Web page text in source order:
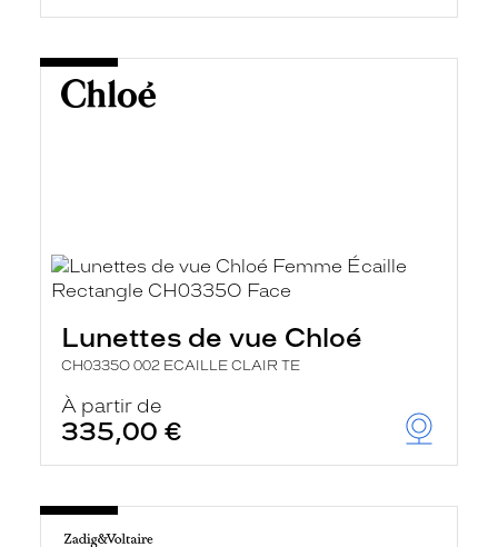
Lunettes de vue Chloé
CH0335O 002 ECAILLE CLAIR TE
À partir de
335,00 €